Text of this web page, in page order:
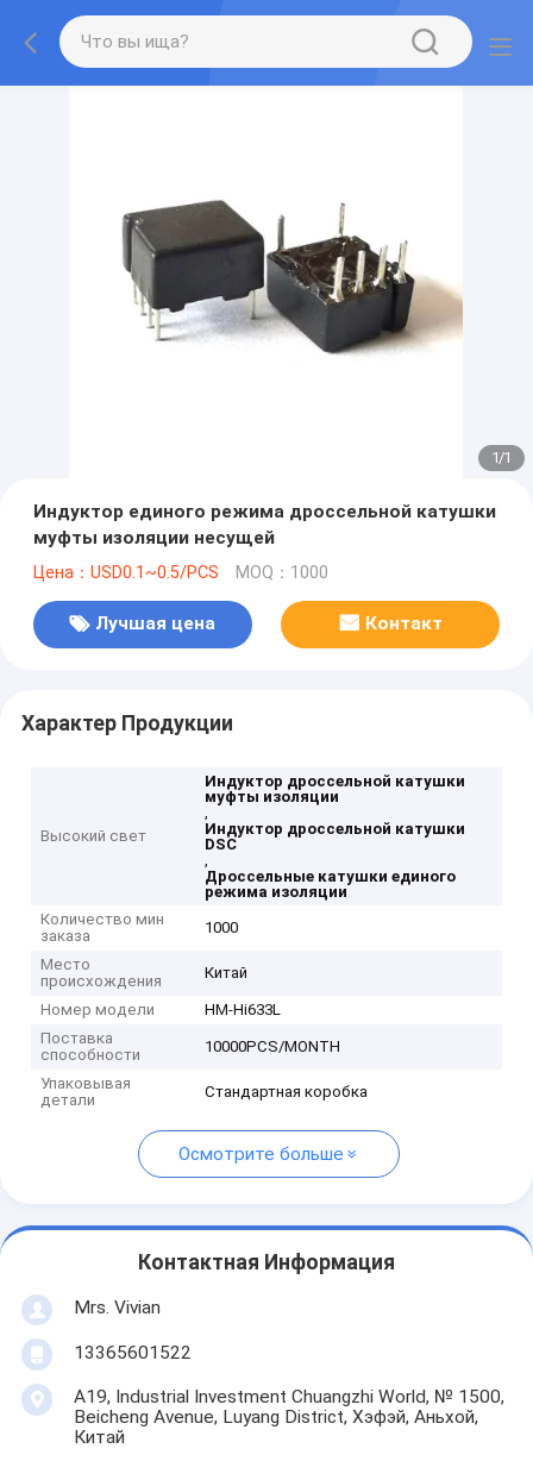
1/1
Индуктор единого режима дроссельной катушки
муфты изоляции несущей
Цена：USD0.1~0.5/PCS MOQ：1000
Лучшая цена Контакт
Характер Продукции
Высокий свет
Индуктор дроссельной катушки
муфты изоляции
,
Индуктор дроссельной катушки
DSC
,
Дроссельные катушки единого
режима изоляции
Количество мин
заказа
1000
Место
происхождения
Китай
Номер модели
HM-Hi633L
Поставка
способности
10000PCS/MONTH
Упаковывая
детали
Стандартная коробка
Осмотрите больше
Контактная Информация
Mrs. Vivian
13365601522
A19, Industrial Investment Chuangzhi World, № 1500,
Beicheng Avenue, Luyang District, Хэфэй, Аньхой,
Китай